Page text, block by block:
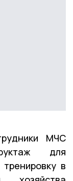
МЧС
для
в